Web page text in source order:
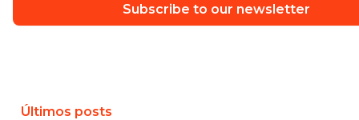
Subscribe to our newsletter
Últimos posts